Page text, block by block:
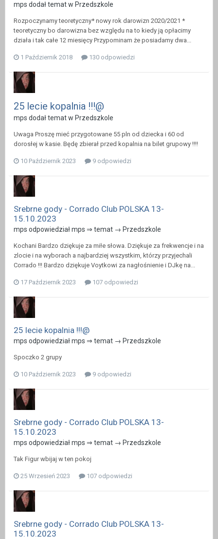
mps dodał temat w Przedszkole
Rozpoczynamy teoretyczny* nowy rok darowizn 2020/2021 *
teoretyczny bo darowizna bez względu na to kiedy ją opłacimy
działa i tak całe 12 miesięcy Przypominam że posiadamy dwa...
1 Październik 2018 130 odpowiedzi
25 lecie kopalnia !!!@
mps dodał temat w Przedszkole
Uwaga Proszę mieć przygotowane 55 pln od dziecka i 60 od
dorosłej w kasie. Będę zbierał przed kopalnia na bilet grupowy !!!!
10 Październik 2023 9 odpowiedzi
Srebrne gody - Corrado Club POLSKA 13-
15.10.2023
mps odpowiedział mps ⇒ temat → Przedszkole
Kochani Bardzo dziękuje za miłe słowa. Dziękuje za frekwencje i na
zlocie i na wyborach a najbardziej wszystkim, którzy przyjechali
Corrado !!! Bardzo dziękuje Voytkowi za nagłośnienie i DJkę na...
17 Październik 2023 107 odpowiedzi
25 lecie kopalnia !!!@
mps odpowiedział mps ⇒ temat → Przedszkole
Spoczko 2 grupy
10 Październik 2023 9 odpowiedzi
Srebrne gody - Corrado Club POLSKA 13-
15.10.2023
mps odpowiedział mps ⇒ temat → Przedszkole
Tak Figur wbijaj w ten pokoj
25 Wrzesień 2023 107 odpowiedzi
Srebrne gody - Corrado Club POLSKA 13-
15.10.2023